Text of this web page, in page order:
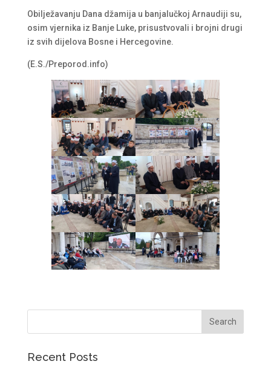
Obilježavanju Dana džamija u banjalučkoj Arnaudiji su,
osim vjernika iz Banje Luke, prisustvovali i brojni drugi
iz svih dijelova Bosne i Hercegovine.
(E.S./Preporod.info)
Recent Posts